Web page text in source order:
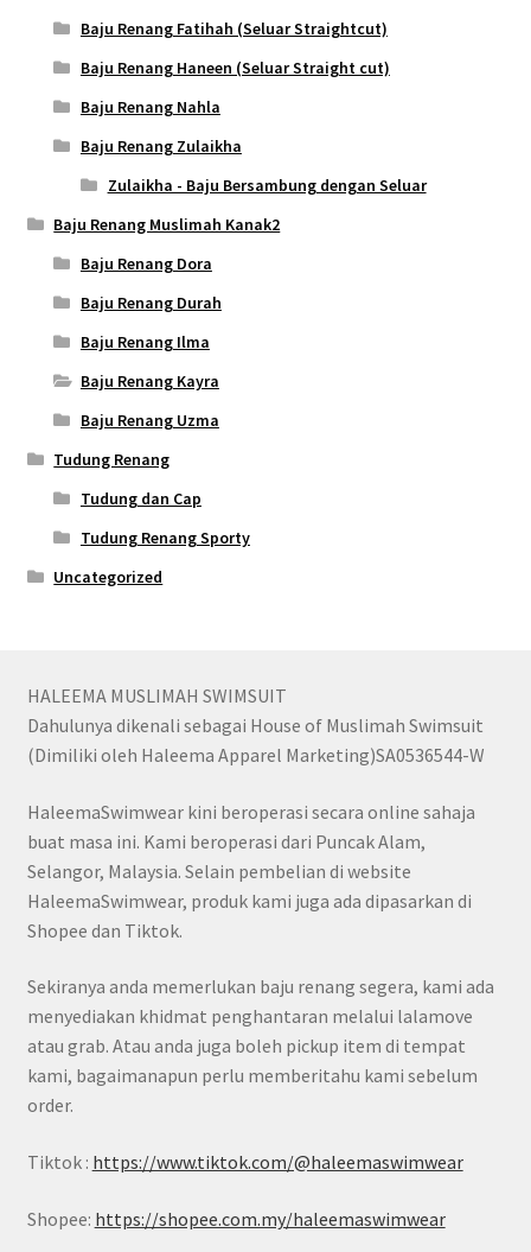
Baju Renang Fatihah (Seluar Straightcut)
Baju Renang Haneen (Seluar Straight cut)
Baju Renang Nahla
Baju Renang Zulaikha
Zulaikha - Baju Bersambung dengan Seluar
Baju Renang Muslimah Kanak2
Baju Renang Dora
Baju Renang Durah
Baju Renang Ilma
Baju Renang Kayra
Baju Renang Uzma
Tudung Renang
Tudung dan Cap
Tudung Renang Sporty
Uncategorized
HALEEMA MUSLIMAH SWIMSUIT
Dahulunya dikenali sebagai House of Muslimah Swimsuit
(Dimiliki oleh Haleema Apparel Marketing)SA0536544-W
HaleemaSwimwear kini beroperasi secara online sahaja
buat masa ini. Kami beroperasi dari Puncak Alam,
Selangor, Malaysia. Selain pembelian di website
HaleemaSwimwear, produk kami juga ada dipasarkan di
Shopee dan Tiktok.
Sekiranya anda memerlukan baju renang segera, kami ada
menyediakan khidmat penghantaran melalui lalamove
atau grab. Atau anda juga boleh pickup item di tempat
kami, bagaimanapun perlu memberitahu kami sebelum
order.
Tiktok : https://www.tiktok.com/@haleemaswimwear
Shopee: https://shopee.com.my/haleemaswimwear